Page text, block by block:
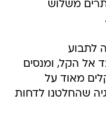
משלוש
לתבוע
אל הקל, ומנסים
מאוד על
שהחלטנו לדחות